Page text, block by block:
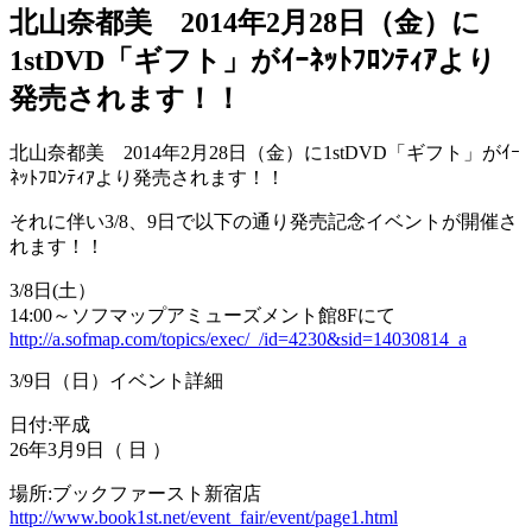
北山奈都美 2014年2月28日（金）に
1stDVD「ギフト」がｲｰﾈｯﾄﾌﾛﾝﾃｨｱより
発売されます！！
北山奈都美 2014年2月28日（金）に1stDVD「ギフト」がｲｰ
ﾈｯﾄﾌﾛﾝﾃｨｱより発売されます！！
それに伴い3/8、9日で以下の通り発売記念イベントが開催さ
れます！！
3/8日(土）
14:00～ソフマップアミューズメント館8Fにて
http://a.sofmap.com/topics/exec/_/id=4230&sid=14030814_a
3/9日（日）イベント詳細
日付:平成
26年3月9日（ 日 ）
場所:ブックファースト新宿店
http://www.book1st.net/event_fair/event/page1.html